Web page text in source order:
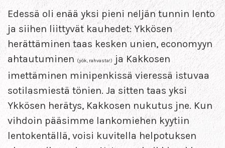
Edessä oli enää yksi pieni neljän tunnin lento
ja siihen liittyvät kauhedet: Ykkösen
herättäminen taas kesken unien, economyyn
ahtautuminen (yök, rahvasta!) ja Kakkosen
imettäminen minipenkissä vieressä istuvaa
sotilasmiestä tönien. Ja sitten taas yksi
Ykkösen herätys, Kakkosen nukutus jne. Kun
vihdoin pääsimme lankomiehen kyytiin
lentokentällä, voisi kuvitella helpotuksen